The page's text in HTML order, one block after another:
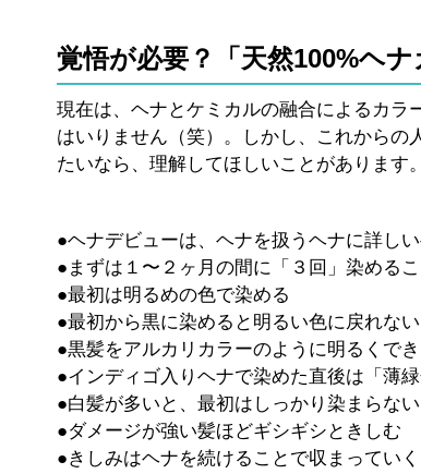
覚悟が必要？「天然100%ヘ
現在は、ヘナとケミカルの融合によるカ
はいりません（笑）。しかし、これから
たいなら、理解してほしいことがあります。
●ヘナデビューは、ヘナを扱うヘナに詳し
●まずは１〜２ヶ月の間に「３回」染める
●最初は明るめの色で染める
●最初から黒に染めると明るい色に戻れない
●黒髪をアルカリカラーのように明るくで
●インディゴ入りヘナで染めた直後は「薄
●白髪が多いと、最初はしっかり染まらな
●ダメージが強い髪ほどギシギシときしむ
●きしみはヘナを続けることで収まっていく